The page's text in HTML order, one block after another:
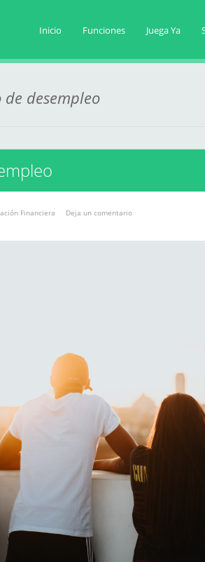
Inicio Funciones Juega Ya
de desempleo
Financiera Deja un comentario